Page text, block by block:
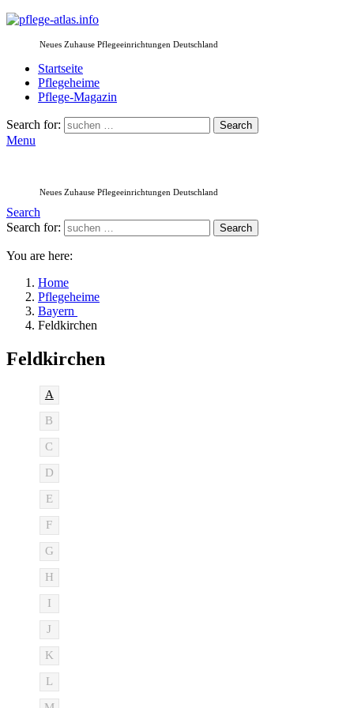
Neues Zuhause Pflegeeinrichtungen Deutschland
Startseite
Pflegeheime
Pflege-Magazin
Search for: Search
Menu
Neues Zuhause Pflegeeinrichtungen Deutschland
Search
Search for:
Search
You are here:
Home
Pflegeheime
Bayern
Feldkirchen
Feldkirchen
A
B
C
D
E
F
G
H
I
J
K
L